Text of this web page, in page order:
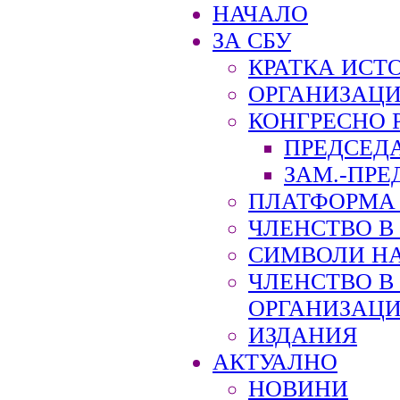
НАЧАЛО
ЗА СБУ
КРАТКА
КОНГРЕСНО
ЗАМ.-
ПЛАТФОРМА
ЧЛЕНСТВО В
СИМВОЛИ
ЧЛЕНСТВО
ИЗДАНИЯ
АКТУАЛНО
НОВИНИ